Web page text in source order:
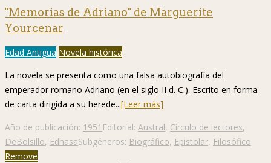
"Memorias de Adriano" de Marguerite
Yourcenar
Edad Antigua Novela histórica
La novela se presenta como una falsa autobiografía del
emperador romano Adriano (en el siglo II d. C.). Escrito en forma
de carta dirigida a su herede...[Leer más]
Año de publicación: 1951 Editorial: Austral, Círculo de lectores,
DeBolsillo, EdhasaSubgéneros: Biográfico, Epistolar, Filosófico
Remove